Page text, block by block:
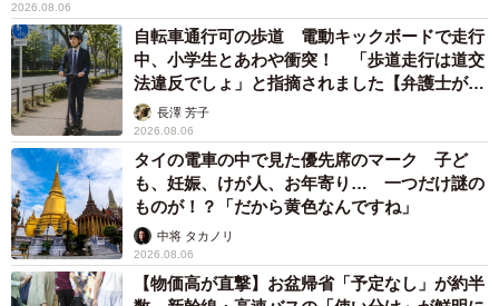
2026.08.06
自転車通行可の歩道 電動キックボードで走行
中、小学生とあわや衝突！ 「歩道走行は道交
法違反でしょ」と指摘されました【弁護士が解
説】長澤 芳子
2026.08.06
タイの電車の中で見た優先席のマーク 子ど
も、妊娠、けが人、お年寄り… 一つだけ謎の
ものが！？「だから黄色なんですね」
中将 タカノリ
2026.08.06
【物価高が直撃】お盆帰省「予定なし」が約半